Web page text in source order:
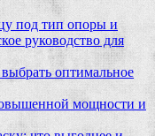
под тип опоры и
руководство для
оптимальное
мощности и